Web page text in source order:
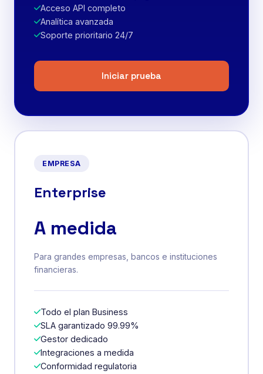
Acceso API completo
Analítica avanzada
Soporte prioritario 24/7
Iniciar prueba
EMPRESA
Enterprise
A medida
Para grandes empresas, bancos e instituciones
financieras.
Todo el plan Business
SLA garantizado 99.99%
Gestor dedicado
Integraciones a medida
Conformidad regulatoria